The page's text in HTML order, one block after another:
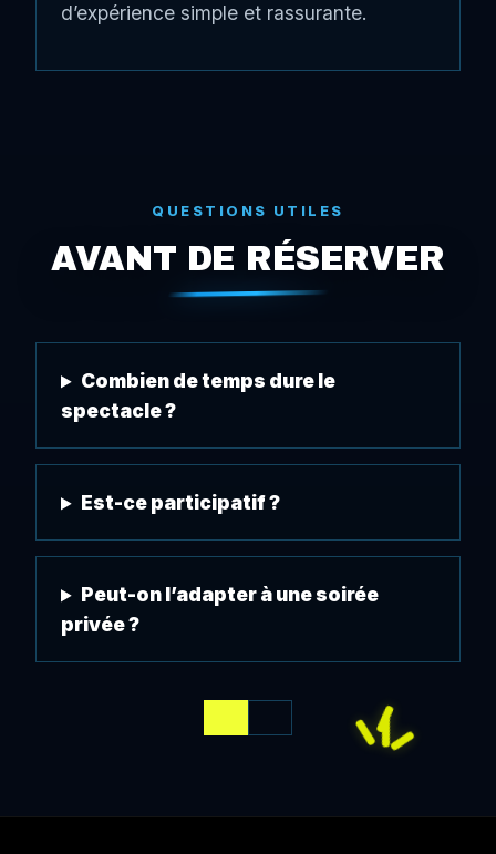
d’expérience simple et rassurante.
QUESTIONS UTILES
AVANT DE RÉSERVER
Combien de temps dure le
spectacle ?
Est-ce participatif ?
Peut-on l’adapter à une soirée
privée ?